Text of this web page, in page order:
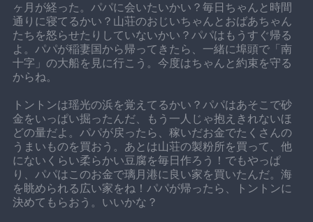
ヶ月が経った。パパに会いたいかい？毎日ちゃんと時間
通りに寝てるかい？山荘のおじいちゃんとおばあちゃん
たちを怒らせたりしていないかい？パパはもうすぐ帰る
よ。パパが稲妻国から帰ってきたら、一緒に埠頭で「南
十字」の大船を見に行こう。今度はちゃんと約束を守る
からね。
トントンは瑶光の浜を覚えてるかい？パパはあそこで砂
金をいっぱい掘ったんだ、もう一人じゃ抱えきれないほ
どの量だよ。パパが戻ったら、稼いだお金でたくさんの
うまいものを買おう。あとは山荘の製粉所を買って、他
にないくらい柔らかい豆腐を毎日作ろう！でもやっぱ
り、パパはこのお金で璃月港に良い家を買いたんだ。海
を眺められる広い家をね！パパが帰ったら、トントンに
決めてもらおう。いいかな？